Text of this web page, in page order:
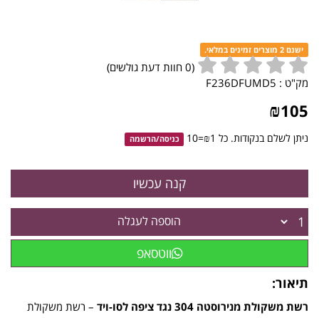
ישנם 2 מוצרים זמינים במלאי.
(
0 חוות דעת גולשים)
מק"ט : F236DFUMD5
₪105
ניתן לשלם בנקודות. כל ₪1=10 כניסה/הרשמה
הוספה לעגלה
ווטסאפ
תיאור:
רשת משקולת מנירוסטה 304 נגד ציפה לסו-ויד
– רשת משקולת